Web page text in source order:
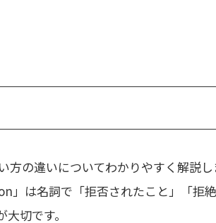
方の違いについてわかりやすく解説
」は名詞で「拒否されたこと」「拒
切です。